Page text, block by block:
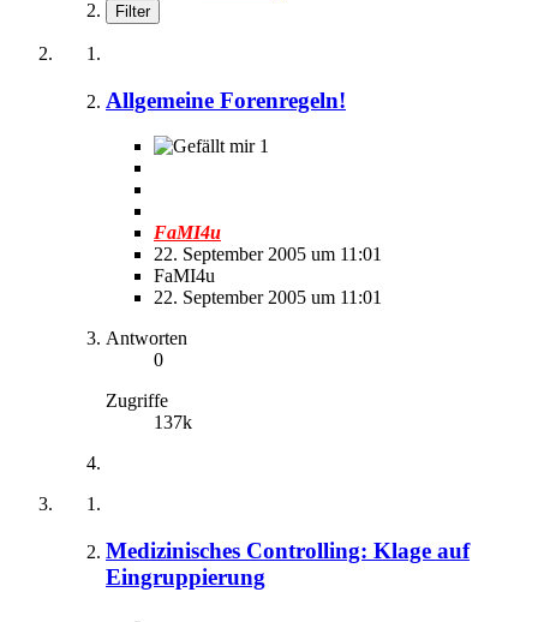
Filter
Allgemeine Forenregeln!
1
FaMI4u
22. September 2005 um 11:01
FaMI4u
22. September 2005 um 11:01
Antworten
0
Zugriffe
137k
Medizinisches Controlling: Klage auf
Eingruppierung